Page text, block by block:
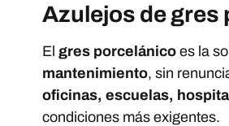
Azulejos de gres
El gres porcelánico es la
mantenimiento, sin
oficinas, escuelas,
condiciones más exigentes.